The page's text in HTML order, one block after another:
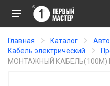
Главная Каталог
Кабель электрический
МОНТАЖНЫЙ КАБЕЛЬ(100М)